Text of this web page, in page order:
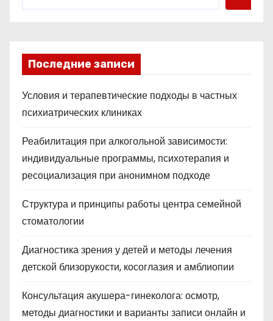
Последние записи
Условия и терапевтические подходы в частных
психиатрических клиниках
Реабилитация при алкогольной зависимости:
индивидуальные программы, психотерапия и
ресоциализация при анонимном подходе
Структура и принципы работы центра семейной
стоматологии
Диагностика зрения у детей и методы лечения
детской близорукости, косоглазия и амблиопии
Консультация акушера-гинеколога: осмотр,
методы диагностики и варианты записи онлайн и